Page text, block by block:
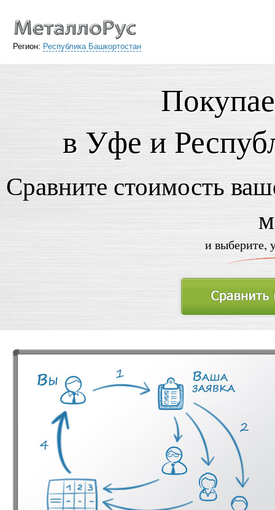
Регион: Республика Башкортостан
в Уфе и
Сравните стоимость
и выберите,